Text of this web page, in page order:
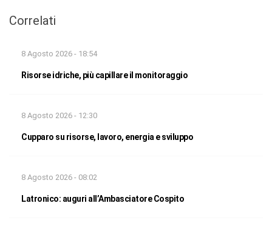
Correlati
8 Agosto 2026 - 18:54
Risorse idriche, più capillare il monitoraggio
8 Agosto 2026 - 12:30
Cupparo su risorse, lavoro, energia e sviluppo
8 Agosto 2026 - 08:02
Latronico: auguri all’Ambasciatore Cospito